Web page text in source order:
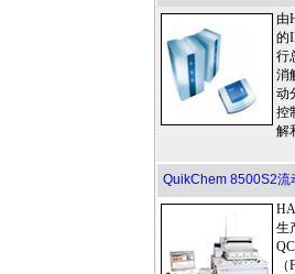
由
的
行
消
动
控
解
QuikChem 8500S2流
生